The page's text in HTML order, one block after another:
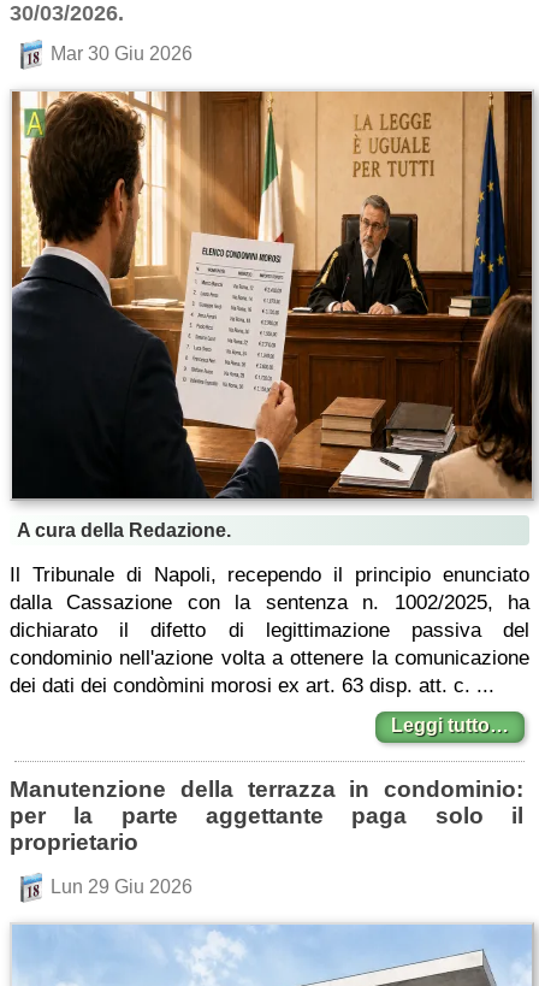
30/03/2026.
Mar 30 Giu 2026
A cura della Redazione.
Il Tribunale di Napoli, recependo il principio enunciato
dalla Cassazione con la sentenza n. 1002/2025, ha
dichiarato il difetto di legittimazione passiva del
condominio nell'azione volta a ottenere la comunicazione
dei dati dei condòmini morosi ex art. 63 disp. att. c. ...
Leggi tutto…
Manutenzione della terrazza in condominio:
per la parte aggettante paga solo il
proprietario
Lun 29 Giu 2026